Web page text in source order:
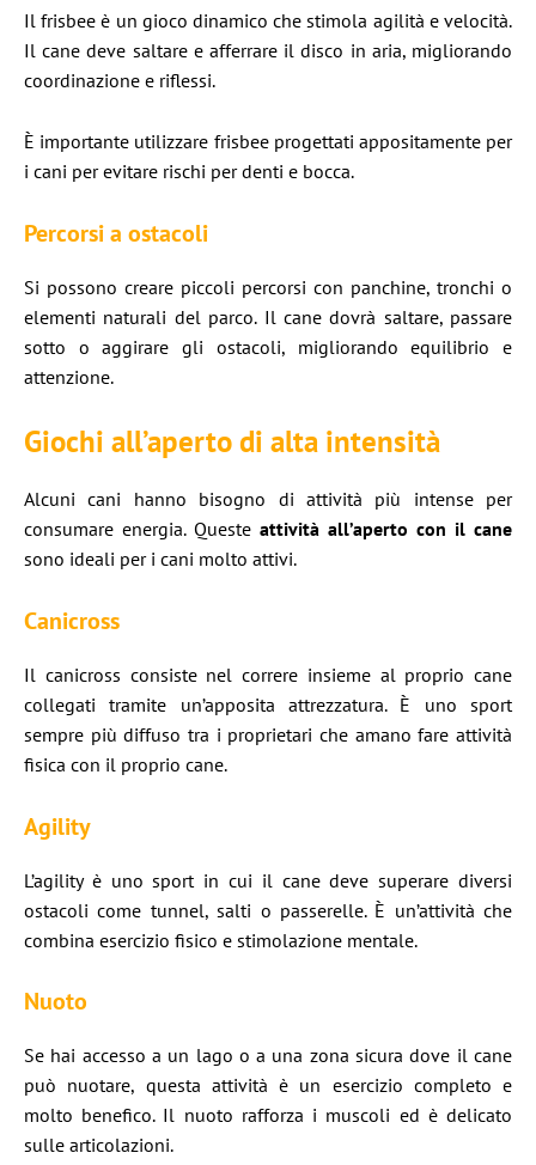
Il frisbee è un gioco dinamico che stimola agilità e velocità.
Il cane deve saltare e afferrare il disco in aria, migliorando
coordinazione e riflessi.
È importante utilizzare frisbee progettati appositamente per
i cani per evitare rischi per denti e bocca.
Percorsi a ostacoli
Si possono creare piccoli percorsi con panchine, tronchi o
elementi naturali del parco. Il cane dovrà saltare, passare
sotto o aggirare gli ostacoli, migliorando equilibrio e
attenzione.
Giochi all’aperto di alta intensità
Alcuni cani hanno bisogno di attività più intense per
consumare energia. Queste attività all’aperto con il cane
sono ideali per i cani molto attivi.
Canicross
Il canicross consiste nel correre insieme al proprio cane
collegati tramite un’apposita attrezzatura. È uno sport
sempre più diffuso tra i proprietari che amano fare attività
fisica con il proprio cane.
Agility
L’agility è uno sport in cui il cane deve superare diversi
ostacoli come tunnel, salti o passerelle. È un’attività che
combina esercizio fisico e stimolazione mentale.
Nuoto
Se hai accesso a un lago o a una zona sicura dove il cane
può nuotare, questa attività è un esercizio completo e
molto benefico. Il nuoto rafforza i muscoli ed è delicato
sulle articolazioni.